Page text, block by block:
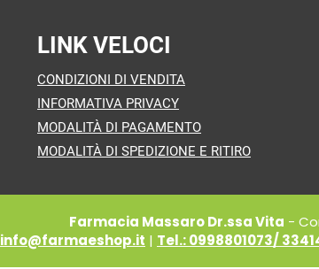
LINK VELOCI
CONDIZIONI DI VENDITA
INFORMATIVA PRIVACY
MODALITÀ DI PAGAMENTO
MODALITÀ DI SPEDIZIONE E RITIRO
Farmacia Massaro Dr.ssa Vita -
info@farmaeshop.it | Tel.: 0998801073/